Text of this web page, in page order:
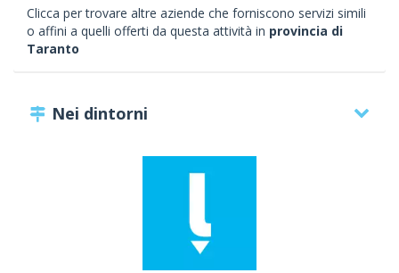
Clicca per trovare altre aziende che forniscono servizi simili
o affini a quelli offerti da questa attività in provincia di
Taranto
Nei dintorni